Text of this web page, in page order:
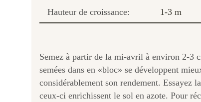
Hauteur de croissance: 1-3 m
Semez à partir de la mi-avril à environ 2-3
semées dans en «bloc» se développent
considérablement son rendement. Essayez
ceux-ci enrichissent le sol en azote. Pour